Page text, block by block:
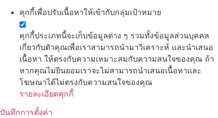
คุกกี้เพื่อปรับเนื้อหาให้เข้ากับกลุ่มเป้าหมาย
คุกกี้ประเภทนี้จะเก็บข้อมูลต่าง ๆ รวมทั้งข้อมูลส่วนบุคคล
เกี่ยวกับตัวคุณเพื่อเราสามารถนำมาวิเคราะห์ และนำเสนอ
เนื้อหา ให้ตรงกับความเหมาะสมกับความสนใจของคุณ ถ้า
หากคุณไม่ยินยอมเราจะไม่สามารถนำเสนอเนื้อหาและ
โฆษณาได้ไม่ตรงกับความสนใจของคุณ
รายละเอียดคุกกี้
บันทึกการตั้งค่า